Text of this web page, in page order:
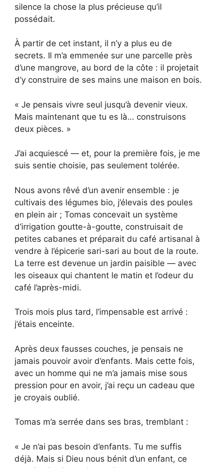
silence la chose la plus précieuse qu’il
possédait.
À partir de cet instant, il n’y a plus eu de
secrets. Il m’a emmenée sur une parcelle près
d’une mangrove, au bord de la côte : il projetait
d’y construire de ses mains une maison en bois.
« Je pensais vivre seul jusqu’à devenir vieux.
Mais maintenant que tu es là… construisons
deux pièces. »
J’ai acquiescé — et, pour la première fois, je me
suis sentie choisie, pas seulement tolérée.
Nous avons rêvé d’un avenir ensemble : je
cultivais des légumes bio, j’élevais des poules
en plein air ; Tomas concevait un système
d’irrigation goutte-à-goutte, construisait de
petites cabanes et préparait du café artisanal à
vendre à l’épicerie sari-sari au bout de la route.
La terre est devenue un jardin paisible — avec
les oiseaux qui chantent le matin et l’odeur du
café l’après-midi.
Trois mois plus tard, l’impensable est arrivé :
j’étais enceinte.
Après deux fausses couches, je pensais ne
jamais pouvoir avoir d’enfants. Mais cette fois,
avec un homme qui ne m’a jamais mise sous
pression pour en avoir, j’ai reçu un cadeau que
je croyais oublié.
Tomas m’a serrée dans ses bras, tremblant :
« Je n’ai pas besoin d’enfants. Tu me suffis
déjà. Mais si Dieu nous bénit d’un enfant, ce